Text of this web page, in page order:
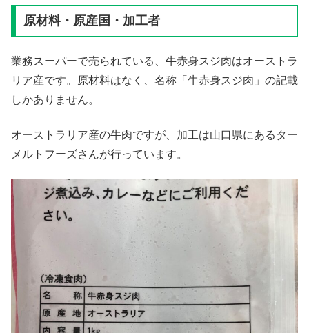
原材料・原産国・加工者
業務スーパーで売られている、牛赤身スジ肉はオーストラ
リア産です。原材料はなく、名称「牛赤身スジ肉」の記載
しかありません。
オーストラリア産の牛肉ですが、加工は山口県にあるター
メルトフーズさんが行っています。